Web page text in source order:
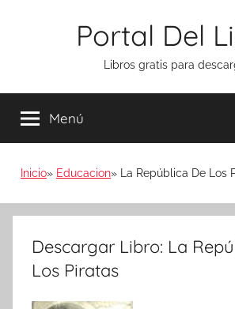
Portal Del
Libros gratis para
Menú
Inicio Educacion La República De Los
Descargar Libro: La
Los Piratas